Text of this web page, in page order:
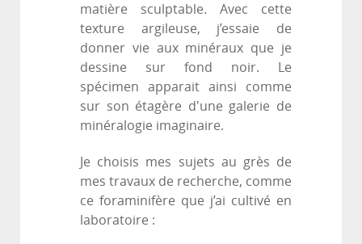
matière sculptable. Avec cette
texture argileuse, j’essaie de
donner vie aux minéraux que je
dessine sur fond noir. Le
spécimen apparait ainsi comme
sur son étagère d'une galerie de
minéralogie imaginaire.
Je choisis mes sujets au grès de
mes travaux de recherche, comme
ce foraminifère que j’ai cultivé en
laboratoire :